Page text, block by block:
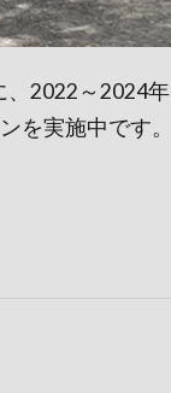
、2022～2024年
を実施中です。